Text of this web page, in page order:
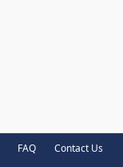
FAQ Contact Us